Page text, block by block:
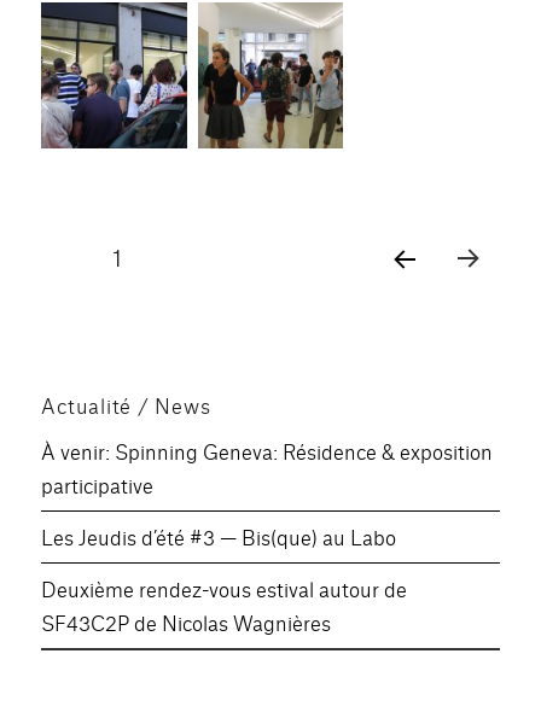
Pagination
1
Actualité / News
À venir: Spinning Geneva: Résidence & exposition
participative
Les Jeudis d’été #3 — Bis(que) au Labo
Deuxième rendez-vous estival autour de
SF43C2P de Nicolas Wagnières